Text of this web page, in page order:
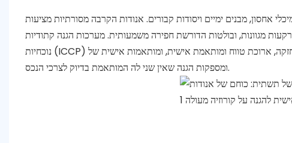
אחסון, מבנים ימיים ויסודות קבורים. אנודות הקרבה מסורתיות מציעות
מגוונות, ובולטות הדורשת חפירה משמעותית. מערכות הגנה קתודיות
נוכחיות (ICCP) מרשימה מספקות אלטרנטיבה חזקה, ארוכת טווח ומותאמת אישית, ומותאמות אישית של ICCP מייצגות את פסגת הטכנולוגיה הזו,
ומספקות הגנה שאין שני לה המותאמת בדיוק לצרכי הנכס.